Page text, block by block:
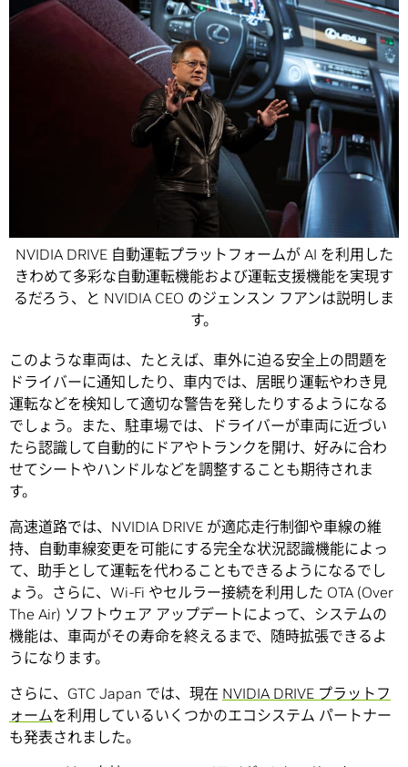
NVIDIA DRIVE 自動運転プラットフォームが AI を利用した
きわめて多彩な自動運転機能および運転支援機能を実現す
るだろう、と NVIDIA CEO のジェンスン フアンは説明しま
す。
このような車両は、たとえば、車外に迫る安全上の問題を
ドライバーに通知したり、車内では、居眠り運転やわき見
運転などを検知して適切な警告を発したりするようになる
でしょう。また、駐車場では、ドライバーが車両に近づい
たら認識して自動的にドアやトランクを開け、好みに合わ
せてシートやハンドルなどを調整することも期待されま
す。
高速道路では、NVIDIA DRIVE が適応走行制御や車線の維
持、自動車線変更を可能にする完全な状況認識機能によっ
て、助手として運転を代わることもできるようになるでし
ょう。さらに、Wi-Fi やセルラー接続を利用した OTA (Over
The Air) ソフトウェア アップデートによって、システムの
機能は、車両がその寿命を終えるまで、随時拡張できるよ
うになります。
さらに、GTC Japan では、現在 NVIDIA DRIVE プラットフ
ォームを利用しているいくつかのエコシステム パートナー
も発表されました。